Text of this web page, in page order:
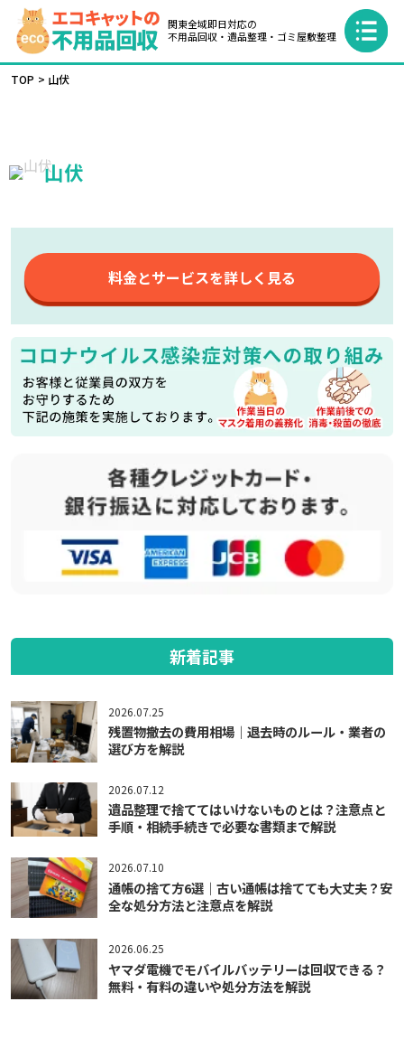
関東全域即日対応の
不用品回収・遺品整理・ゴミ屋敷整理
TOP 山伏
山伏
料金とサービスを詳しく見る
新着記事
2026.07.25
残置物撤去の費用相場｜退去時のルール・業者の
選び方を解説
2026.07.12
遺品整理で捨ててはいけないものとは？注意点と
手順・相続手続きで必要な書類まで解説
2026.07.10
通帳の捨て方6選｜古い通帳は捨てても大丈夫？安
全な処分方法と注意点を解説
2026.06.25
ヤマダ電機でモバイルバッテリーは回収できる？
無料・有料の違いや処分方法を解説